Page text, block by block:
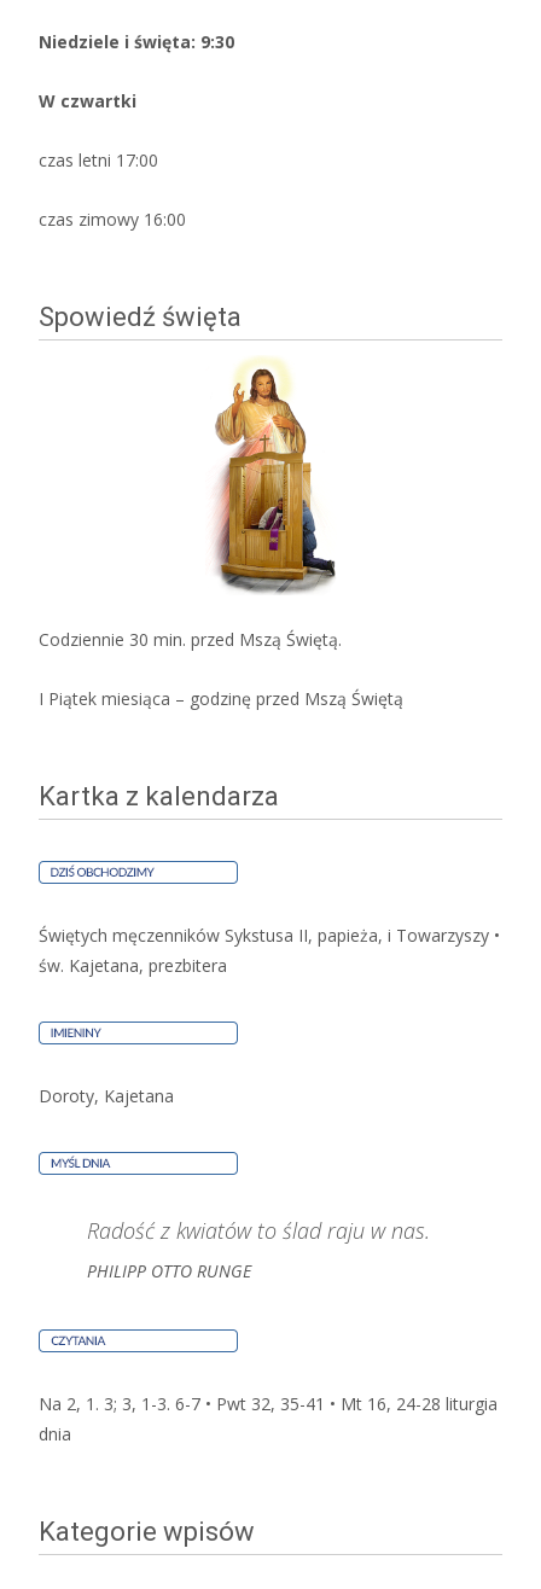
Niedziele i święta: 9:30
W czwartki
czas letni 17:00
czas zimowy 16:00
Spowiedź święta
Codziennie 30 min. przed Mszą Świętą.
I Piątek miesiąca – godzinę przed Mszą Świętą
Kartka z kalendarza
Świętych męczenników Sykstusa II, papieża, i Towarzyszy •
św. Kajetana, prezbitera
Doroty, Kajetana
Radość z kwiatów to ślad raju w nas.
PHILIPP OTTO RUNGE
Na 2, 1. 3; 3, 1-3. 6-7 • Pwt 32, 35-41 • Mt 16, 24-28 liturgia
dnia
Kategorie wpisów